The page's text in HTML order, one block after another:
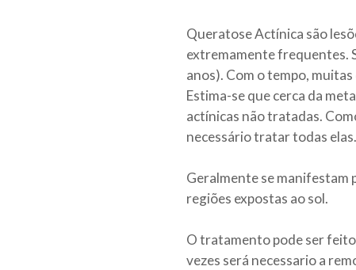
Queratose Actínica são
extremamente frequentes.
anos). Com o tempo,
Estima-se que cerca da
actínicas não tratadas.
necessário tratar todas elas.
Geralmente se manifestam
regiões expostas ao sol.
O tratamento pode ser
vezes será necessario a